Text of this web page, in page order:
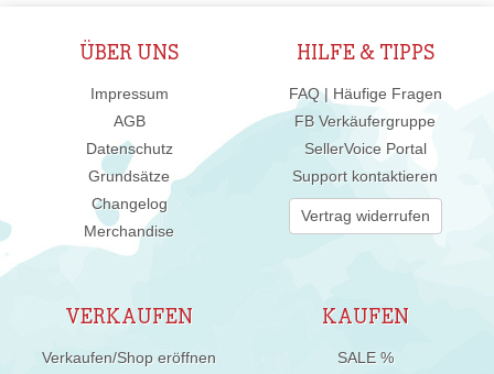
ÜBER UNS
Impressum
AGB
Datenschutz
Grundsätze
Changelog
Merchandise
HILFE & TIPPS
FAQ | Häufige Fragen
FB Verkäufergruppe
SellerVoice Portal
Support kontaktieren
Vertrag widerrufen
VERKAUFEN
Verkaufen/Shop eröffnen
KAUFEN
SALE %